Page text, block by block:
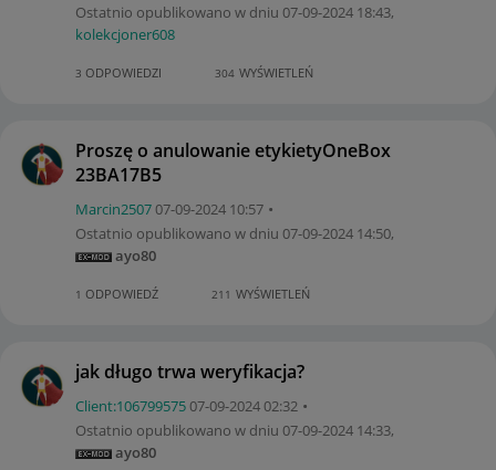
Ostatnio opublikowano w dniu ‎07-09-2024 18:43,
kolekcjoner608
3 ODPOWIEDZI 304 WYŚWIETLEŃ
Proszę o anulowanie etykietyOneBox
23BA17B5
Marcin2507‎07-09-2024 10:57
Ostatnio opublikowano w dniu ‎07-09-2024 14:50,
ayo80
1 ODPOWIEDŹ 211 WYŚWIETLEŃ
jak długo trwa weryfikacja?
Client:106799575‎07-09-202402:32
Ostatnio opublikowano w dniu ‎07-09-2024 14:33,
ayo80